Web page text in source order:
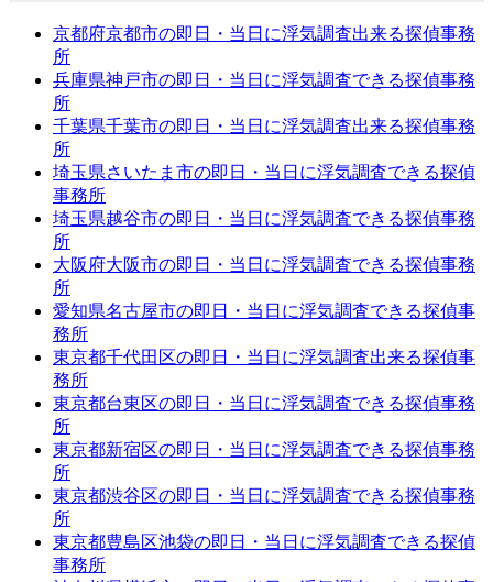
京都府京都市の即日・当日に浮気調査出来る探偵事務
所
兵庫県神戸市の即日・当日に浮気調査できる探偵事務
所
千葉県千葉市の即日・当日に浮気調査出来る探偵事務
所
埼玉県さいたま市の即日・当日に浮気調査できる探偵
事務所
埼玉県越谷市の即日・当日に浮気調査できる探偵事務
所
大阪府大阪市の即日・当日に浮気調査できる探偵事務
所
愛知県名古屋市の即日・当日に浮気調査できる探偵事
務所
東京都千代田区の即日・当日に浮気調査出来る探偵事
務所
東京都台東区の即日・当日に浮気調査できる探偵事務
所
東京都新宿区の即日・当日に浮気調査できる探偵事務
所
東京都渋谷区の即日・当日に浮気調査できる探偵事務
所
東京都豊島区池袋の即日・当日に浮気調査できる探偵
事務所